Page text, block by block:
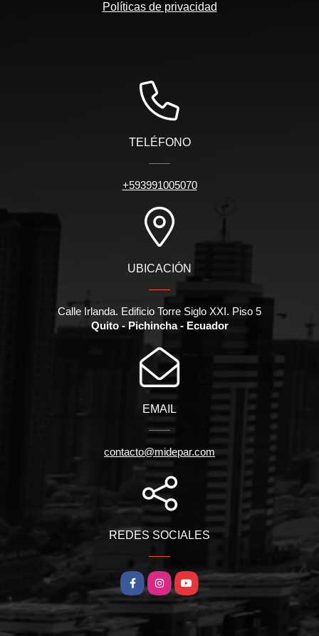
Políticas de privacidad
TELÉFONO
+593991005070
UBICACIÓN
Calle Irlanda. Edificio Torre Siglo XXI. Piso 5
Quito - Pichincha - Ecuador
EMAIL
contacto@midepar.com
REDES SOCIALES
FacebookInstagramYouTube